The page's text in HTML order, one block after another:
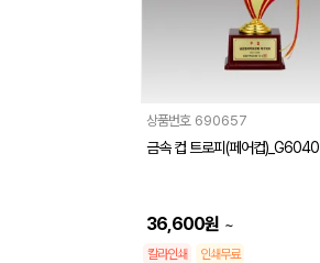
상품번호 690657
금속 컵 트로피(페어컵)_G6040
36,600원 ~
칼라인쇄 인쇄무료